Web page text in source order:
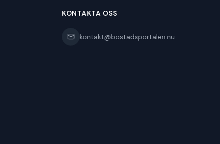
KONTAKTA OSS
kontakt@bostadsportalen.nu